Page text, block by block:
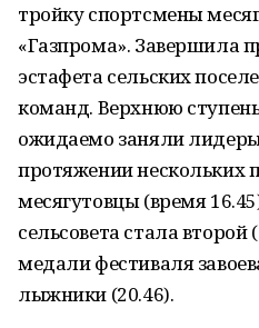
тройку спортсмены
«Газпрома». Завершила
эстафета сельских
команд. Верхнюю
ожидаемо заняли
протяжении нескольких
месягутовцы (время
сельсовета стала второй
медали фестиваля
лыжники (20.46).